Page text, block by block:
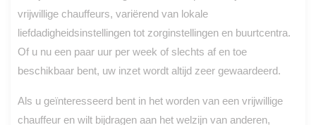
vrijwillige chauffeurs, variërend van lokale
liefdadigheidsinstellingen tot zorginstellingen en buurtcentra.
Of u nu een paar uur per week of slechts af en toe
beschikbaar bent, uw inzet wordt altijd zeer gewaardeerd.
Als u geïnteresseerd bent in het worden van een vrijwillige
chauffeur en wilt bijdragen aan het welzijn van anderen,